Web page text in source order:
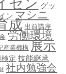
ゼン グッ
ン マシニ
成 出前講座
労働環境
産業機構 展示
定 技能継承
社内勉強会